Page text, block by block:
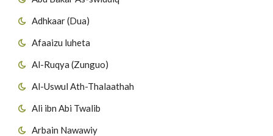
Adhkaar (Dua)
Afaaizu luheta
Al-Ruqya (Zunguo)
Al-Uswul Ath-Thalaathah
Ali ibn Abi Twalib
Arbain Nawawiy